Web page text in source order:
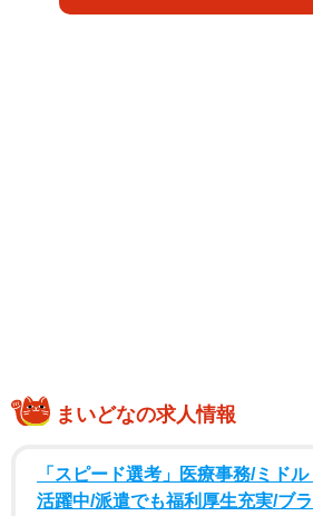
と野球ファンからの人気が高い。そ
まいどなの求人情報
「スピード選考」医療事務/ミド
活躍中/派遣でも福利厚生充実/ブ